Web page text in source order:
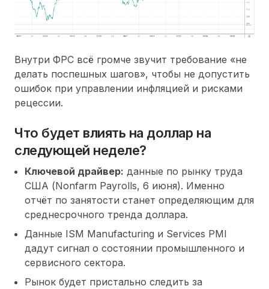
Внутри ФРС всё громче звучит требование «не
делать поспешных шагов», чтобы не допустить
ошибок при управлении инфляцией и рисками
рецессии.
Что будет влиять на доллар на
следующей неделе?
Ключевой драйвер: данные по рынку труда
США (Nonfarm Payrolls, 6 июня). Именно
отчёт по занятости станет определяющим для
среднесрочного тренда доллара.
Данные ISM Manufacturing и Services PMI
дадут сигнал о состоянии промышленного и
сервисного сектора.
Рынок будет пристально следить за